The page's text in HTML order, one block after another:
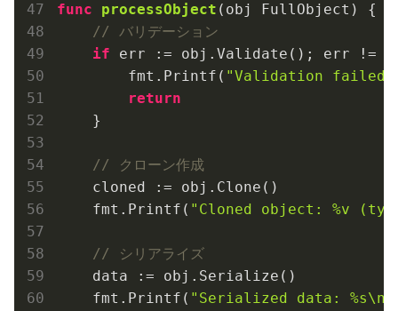
func processObject (obj FullObject)
{
// バリデーション
if err := obj.Validate(); err !=
        fmt.Printf(
"Validation failed:
return
    }
// クローン作成
    cloned := obj.Clone()
    fmt.Printf(
"Cloned object: %v
// シリアライズ
    data := obj.Serialize()
    fmt.Printf(
"Serialized data: %s\n"